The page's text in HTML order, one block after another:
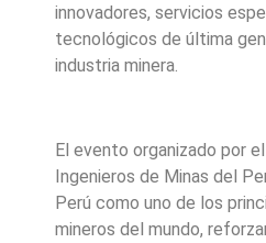
innovadores, servicios
tecnológicos de última
industria minera.
El evento organizado por
Ingenieros de Minas del
Perú como uno de los
mineros del mundo,